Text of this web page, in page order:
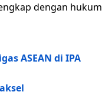
dengan hukum
ASEAN di IPA